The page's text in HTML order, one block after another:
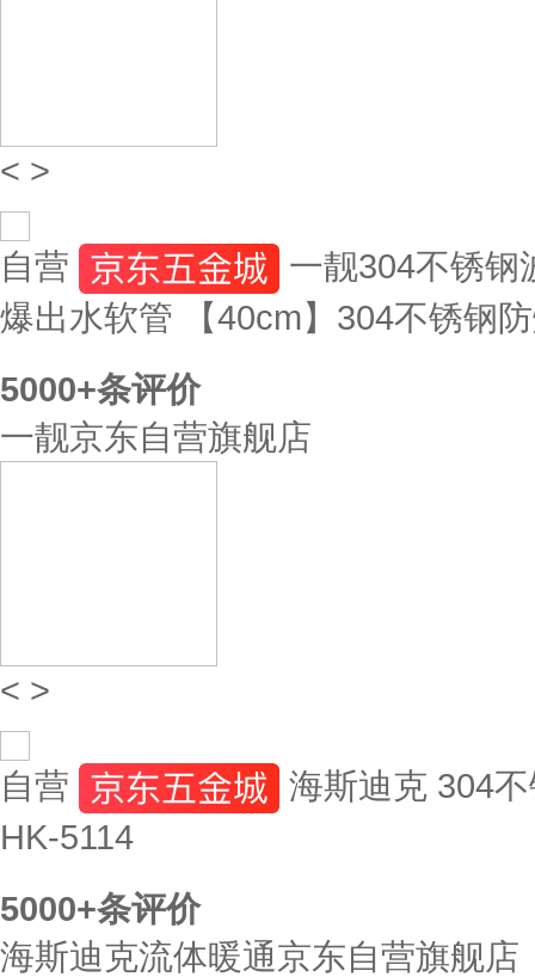
< >
自营
一靓304不锈钢
爆出水软管 【40cm】304不锈钢
5000+条评价
一靓京东自营旗舰店
< >
自营
海斯迪克 304
HK-5114
5000+条评价
海斯迪克流体暖通京东自营旗舰店